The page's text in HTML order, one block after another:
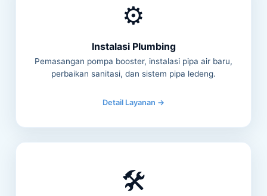
⚙️
Instalasi Plumbing
Pemasangan pompa booster, instalasi pipa air baru,
perbaikan sanitasi, dan sistem pipa ledeng.
Detail Layanan →
🛠️